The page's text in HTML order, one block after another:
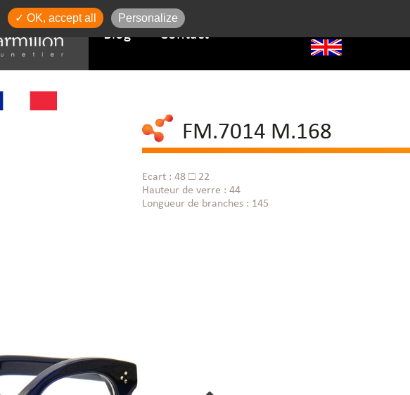
Blog Contact
FM.7014 M.168
Ecart : 48 □ 22
Hauteur de verre : 44
Longueur de branches : 145
✓ OK, accept all Personalize